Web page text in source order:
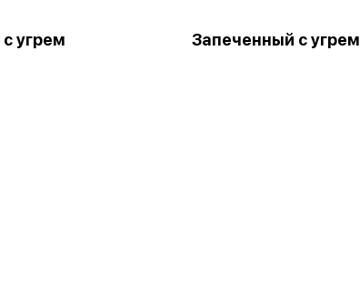
угрем Запеченный с угрем